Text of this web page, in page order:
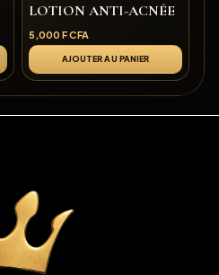
LOTION ANTI-ACNÉE
5,000 F CFA
AJOUTER AU PANIER